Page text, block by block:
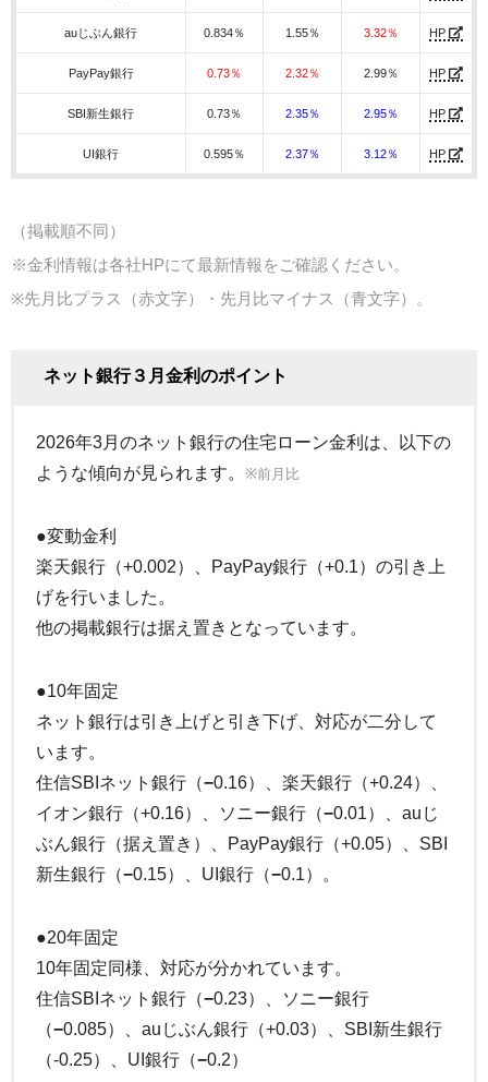
auじぶん銀行 0.834％ 1.55％ 3.32％ HP
PayPay銀行 0.73％ 2.32％ 2.99％ HP
SBI新生銀行 0.73％ 2.35％ 2.95％ HP
UI銀行 0.595％ 2.37％ 3.12％ HP
（掲載順不同）
※金利情報は各社HPにて最新情報をご確認ください。
※先月比プラス（赤文字）・先月比マイナス（青文字）。
ネット銀行３月金利のポイント
2026年3月のネット銀行の住宅ローン金利は、以下の
ような傾向が見られます。 ※前月比
●変動金利
楽天銀行（+0.002）、PayPay銀行（+0.1）の引き上
げを行いました。
他の掲載銀行は据え置きとなっています。
●10年固定
ネット銀行は引き上げと引き下げ、対応が二分して
います。
住信SBIネット銀行（−0.16）、楽天銀行（+0.24）、
イオン銀行（+0.16）、ソニー銀行（−0.01）、auじ
ぶん銀行（据え置き）、PayPay銀行（+0.05）、SBI
新生銀行（−0.15）、UI銀行（−0.1）。
●20年固定
10年固定同様、対応が分かれています。
住信SBIネット銀行（−0.23）、ソニー銀行
（−0.085）、auじぶん銀行（+0.03）、SBI新生銀行
（-0.25）、UI銀行（−0.2）